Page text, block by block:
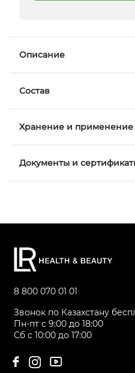
Описание
Состав
Хранение и применение
Документы и
8 800 070 01 01
Звонок по Казахстану
Пн-пт с 9:00 до 18:00
Сб с 10:00 до 17:00